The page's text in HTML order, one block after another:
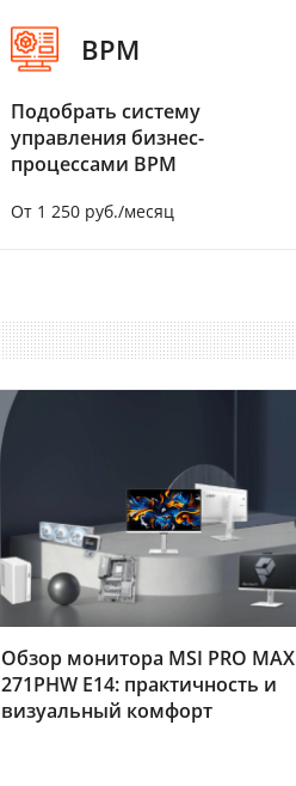
BPM
Подобрать систему
управления бизнес-
процессами BPM
От 1 250 руб./месяц
Обзор монитора MSI PRO MAX
271PHW E14: практичность и
визуальный комфорт